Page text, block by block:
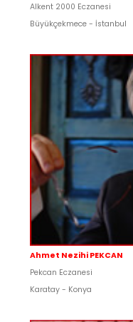
Alkent 2000 Eczanesi
Büyükçekmece - İstanbul
Ahmet Nezihi PEKCAN
Pekcan Eczanesi
Karatay - Konya